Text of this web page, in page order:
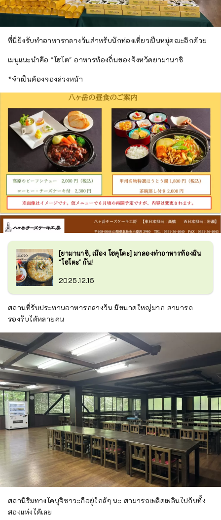
ที่นี่ยังรับทำอาหารกลางวันสำหรับนักท่องเที่ยวเป็นหมู่คณะอีกด้วย
เมนูแนะนำคือ "โฮโต" อาหารท้องถิ่นของจังหวัดยามานาชิ
*จำเป็นต้องจองล่วงหน้า
[ยามานาชิ, เมือง โฮคุโตะ] มาลองทำอาหารท้องถิ่น
"โฮโตะ" กัน!
2025.12.15
สถานที่รับประทานอาหารกลางวัน มีขนาดใหญ่มาก สามารถ
รองรับได้หลายคน
สถานีริมทางโคบุจิซาวะก็อยู่ใกล้ๆ นะ สามารถเพลิดเพลินไปกับทั้ง
สองแห่งได้เลย